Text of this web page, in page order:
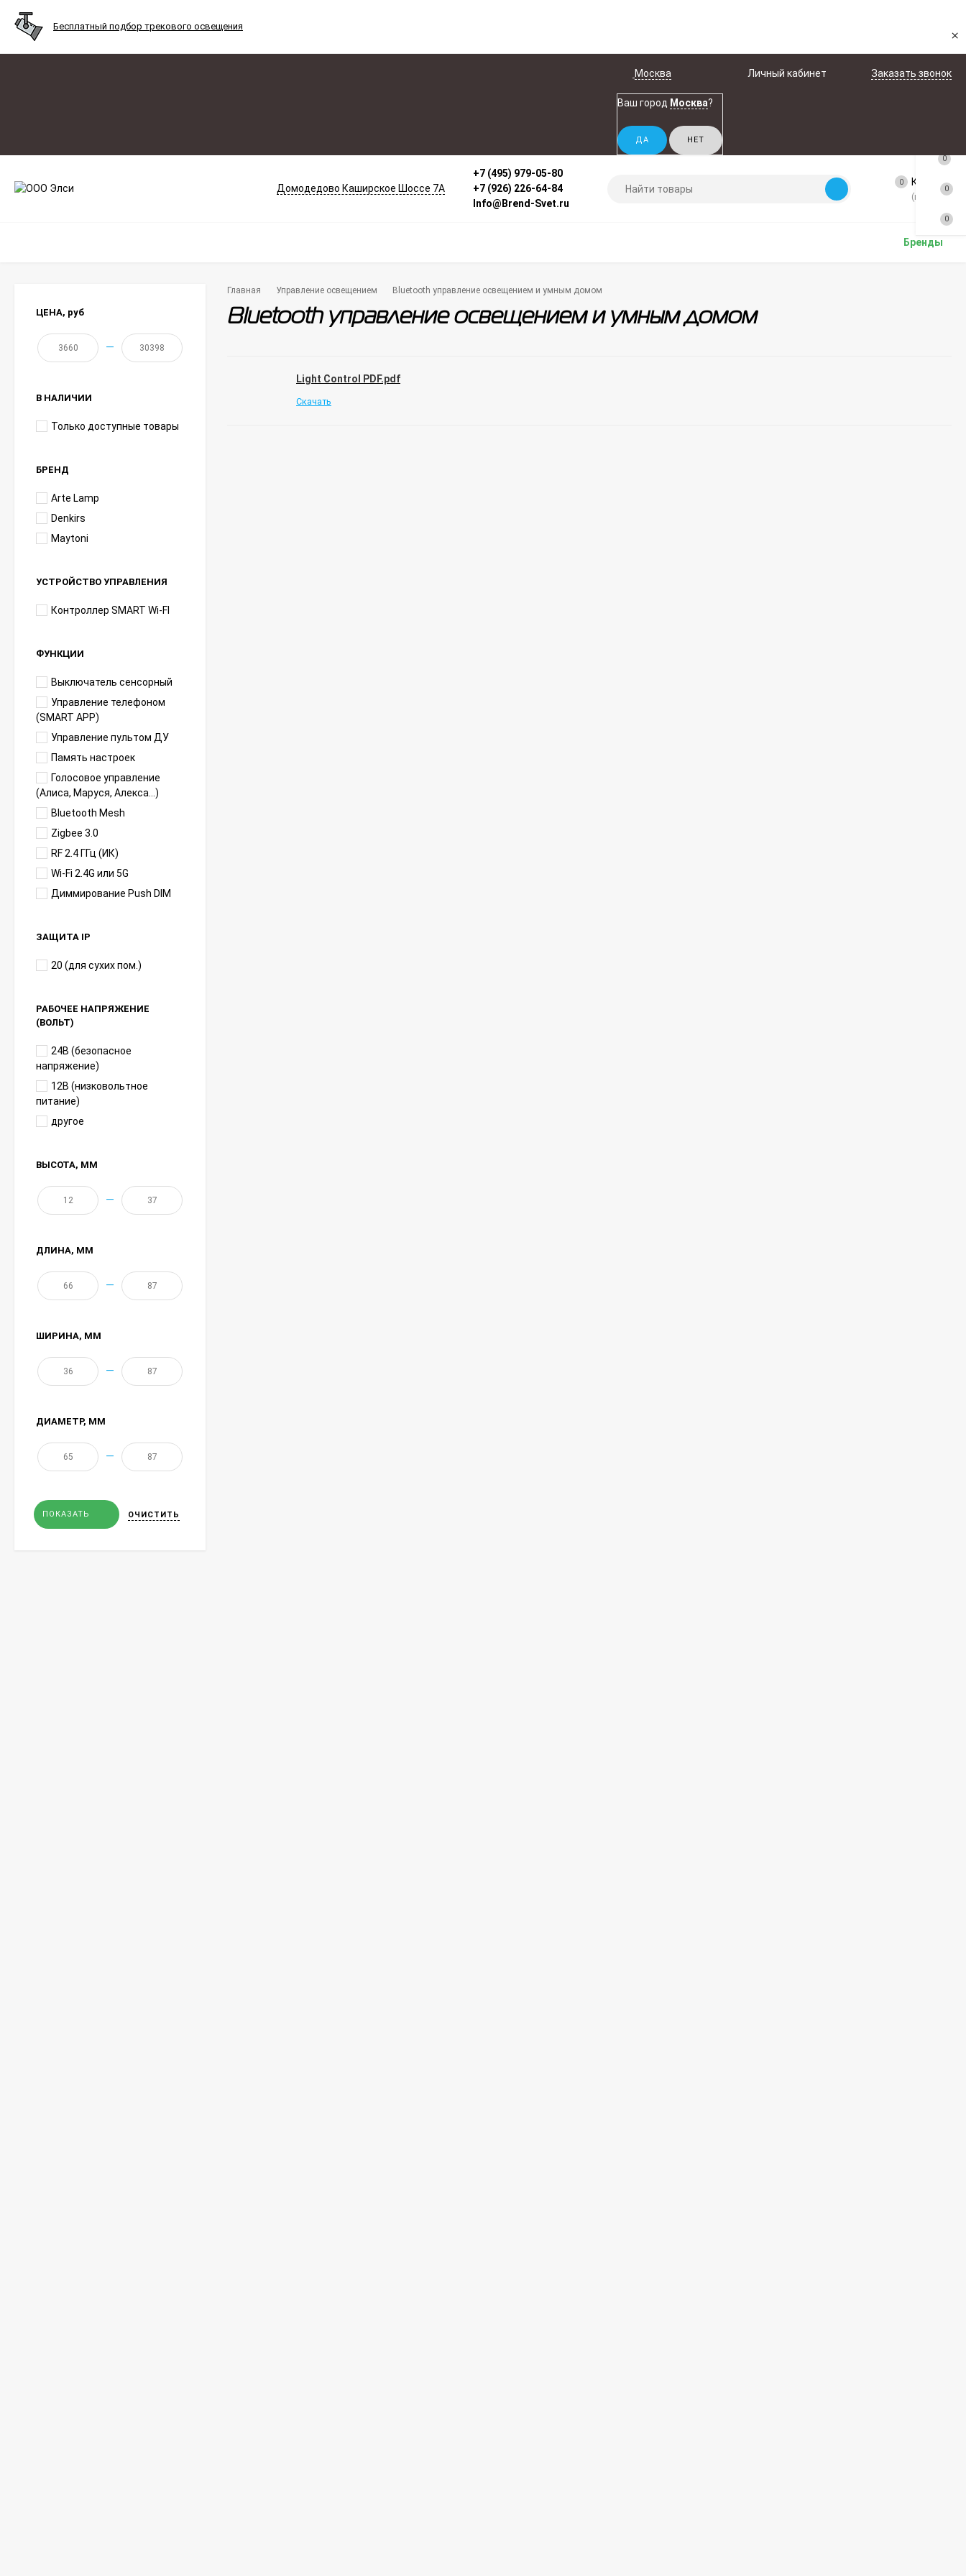
Бесплатный подбор трекового освещения
×
Москва
Ваш город Москва?
Личный кабинет Заказать звонок
Домодедово Каширское Шоссе 7А
+7 (495) 979-05-80
+7 (926) 226-64-84
Info@Brend-Svet.ru
0 Корзина
(пусто)
Бренды
Главная Управление освещением Bluetooth управление освещением и умным домом
Bluetooth управление освещением и умным домом
Light Control PDF.pdf
Скачать
ЦЕНА, руб
—
В НАЛИЧИИ
Только доступные товары
БРЕНД
Arte Lamp
Denkirs
Maytoni
УСТРОЙСТВО УПРАВЛЕНИЯ
Контроллер SMART Wi-FI
ФУНКЦИИ
Выключатель сенсорный
Управление телефоном
(SMART APP)
Управление пультом ДУ
Память настроек
Голосовое управление
(Алиса, Маруся, Алекса...)
Bluetooth Mesh
Zigbee 3.0
RF 2.4 ГГц (ИК)
Wi-Fi 2.4G или 5G
Диммирование Push DIM
ЗАЩИТА IP
20 (для сухих пом.)
РАБОЧЕЕ НАПРЯЖЕНИЕ
(ВОЛЬТ)
24В (безопасное
напряжение)
12В (низковольтное
питание)
другое
ВЫСОТА, ММ
—
ДЛИНА, ММ
—
ШИРИНА, ММ
—
ДИАМЕТР, ММ
—
ПОКАЗАТЬ ОЧИСТИТЬ
0
0
0